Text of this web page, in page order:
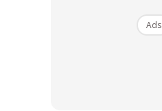
Ads